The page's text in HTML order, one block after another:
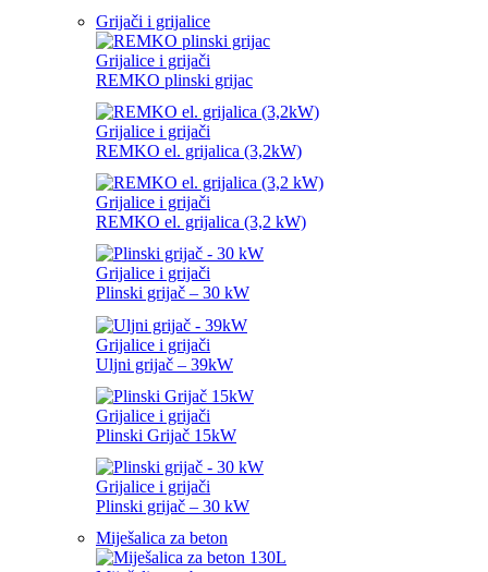
Grijači i grijalice
Grijalice i grijači
REMKO plinski grijac
Grijalice i grijači
REMKO el. grijalica (3,2kW)
Grijalice i grijači
REMKO el. grijalica (3,2 kW)
Grijalice i grijači
Plinski grijač – 30 kW
Grijalice i grijači
Uljni grijač – 39kW
Grijalice i grijači
Plinski Grijač 15kW
Grijalice i grijači
Plinski grijač – 30 kW
Miješalica za beton